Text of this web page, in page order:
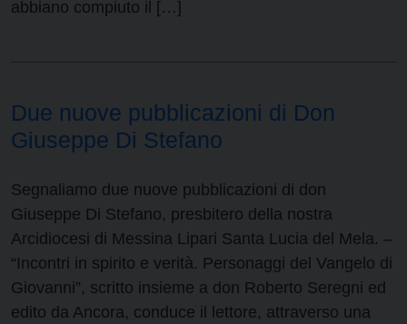
abbiano compiuto il […]
Due nuove pubblicazioni di Don
Giuseppe Di Stefano
Segnaliamo due nuove pubblicazioni di don
Giuseppe Di Stefano, presbitero della nostra
Arcidiocesi di Messina Lipari Santa Lucia del Mela. –
“Incontri in spirito e verità. Personaggi del Vangelo di
Giovanni”, scritto insieme a don Roberto Seregni ed
edito da Ancora, conduce il lettore, attraverso una